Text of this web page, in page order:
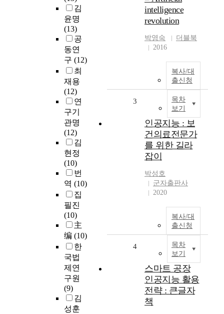
김
윤명
(13)
공
동연
구 (12)
최
재용
(12)
연
구기
관명
(12)
김
현정
(10)
번
역 (10)
집
필진
(10)
主
编 (10)
한
국법
제연
구원
(9)
김
성훈
intelligence
revolution
박영숙
더블북
2016
복사/대
출신청
목차
보기
3
인공지능 : 보
건의료전문가
를 위한 길라
잡이
박성호
군자출판사
2020
복사/대
출신청
목차
보기
4
스마트 공장
인공지능 활용
전략 : 큰글자
책